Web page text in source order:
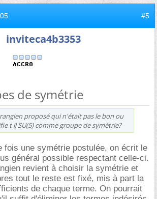
#5
inviteca4b3353
de symétrie
proposé qui n'était pas le bon ou
t il SU(5) comme groupe de symétrie?
fois une symétrie postulée, on écrit le
général possible respectant celle-ci.
revient à choisir la symétrie et
tout le reste est fixé, mis à part la
de chaque terme. On pourrait